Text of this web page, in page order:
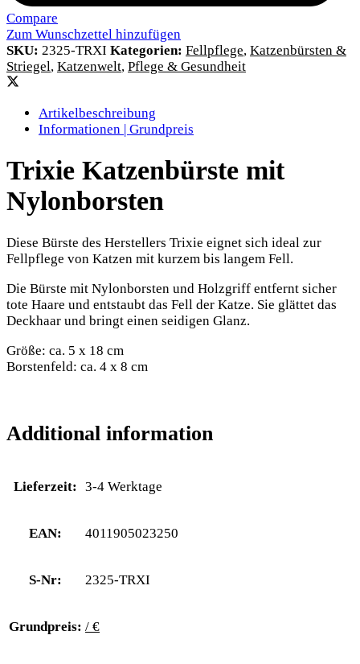
Compare
Zum Wunschzettel hinzufügen
SKU: 2325-TRXI Kategorien: Fellpflege, Katzenbürsten &
Striegel, Katzenwelt, Pflege & Gesundheit
Artikelbeschreibung
Informationen | Grundpreis
Trixie Katzenbürste mit
Nylonborsten
Diese Bürste des Herstellers Trixie eignet sich ideal zur
Fellpflege von Katzen mit kurzem bis langem Fell.
Die Bürste mit Nylonborsten und Holzgriff entfernt sicher
tote Haare und entstaubt das Fell der Katze. Sie glättet das
Deckhaar und bringt einen seidigen Glanz.
Größe: ca. 5 x 18 cm
Borstenfeld: ca. 4 x 8 cm
Additional information
Lieferzeit: 3-4 Werktage
EAN: 4011905023250
S-Nr: 2325-TRXI
Grundpreis: / €